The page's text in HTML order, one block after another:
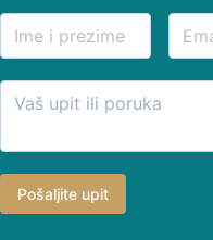
Pošaljite upit